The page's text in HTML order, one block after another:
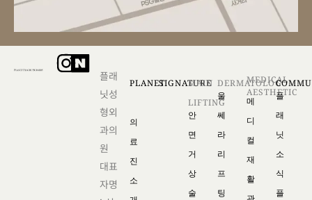
플래
닛성
형외
과의
원
대표
자명
PLANET
의
료
진
소
SIGNATURE
MAIN
LIFTING
안
면
거
상
술
DERMATOLOG
울
쎄
라
리
프
팅
MEDICAL
AESTHETIC
메
디
컬
재
활
플
래
닛
소
식
플